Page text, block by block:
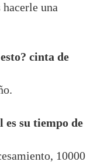
una
cinta de
es su tiempo de
10000